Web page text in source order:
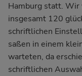
Hamburg statt. Wir
insgesamt 120
schriftlichen
saßen in einem
warteten, da
schriftlichen